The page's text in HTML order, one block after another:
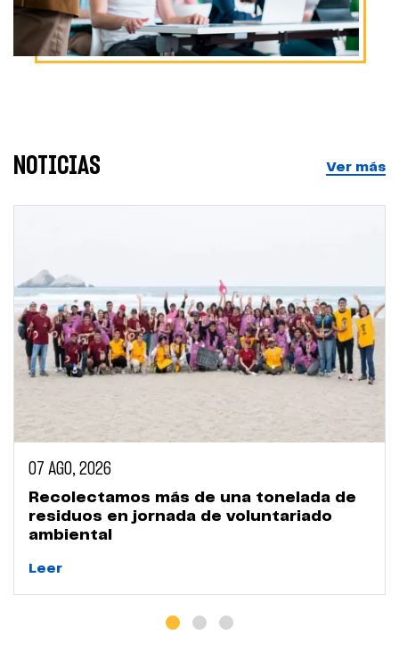
NOTICIAS Ver más
07 AGO, 2026
Recolectamos más de una tonelada de
residuos en jornada de voluntariado
ambiental
Leer